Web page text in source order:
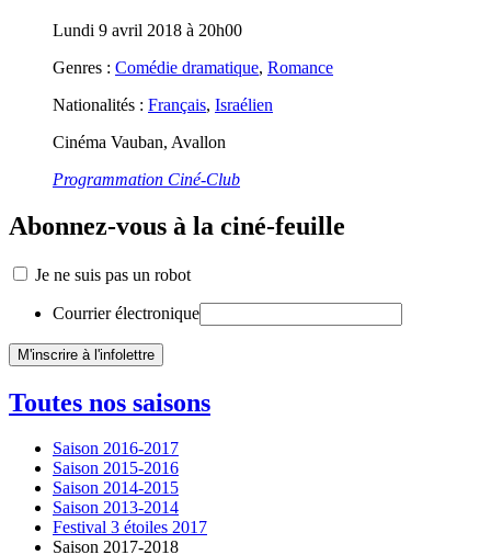
Lundi 9 avril 2018 à 20h00
Genres : Comédie dramatique, Romance
Nationalités : Français, Israélien
Cinéma Vauban, Avallon
Programmation Ciné-Club
Abonnez-vous à la ciné-feuille
Je ne suis pas un robot
Courrier électronique
Toutes nos saisons
Saison 2016-2017
Saison 2015-2016
Saison 2014-2015
Saison 2013-2014
Festival 3 étoiles 2017
Saison 2017-2018